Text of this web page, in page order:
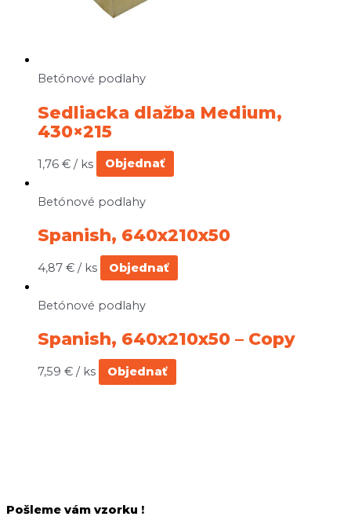
Betónové podlahy
Sedliacka dlažba Medium,
430×215
1,76 € / ks Objednať
Betónové podlahy
Spanish, 640x210x50
4,87 € / ks Objednať
Betónové podlahy
Spanish, 640x210x50 – Copy
7,59 € / ks Objednať
Pošleme vám vzorku !